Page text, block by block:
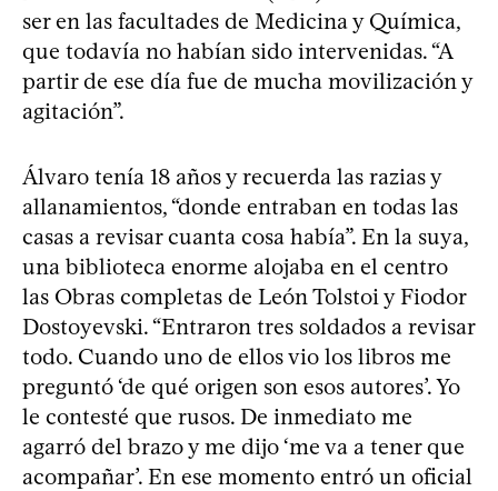
ser en las facultades de Medicina y Química,
que todavía no habían sido intervenidas. “A
partir de ese día fue de mucha movilización y
agitación”.
Álvaro tenía 18 años y recuerda las razias y
allanamientos, “donde entraban en todas las
casas a revisar cuanta cosa había”. En la suya,
una biblioteca enorme alojaba en el centro
las Obras completas de León Tolstoi y Fiodor
Dostoyevski. “Entraron tres soldados a revisar
todo. Cuando uno de ellos vio los libros me
preguntó ‘de qué origen son esos autores’. Yo
le contesté que rusos. De inmediato me
agarró del brazo y me dijo ‘me va a tener que
acompañar’. En ese momento entró un oficial